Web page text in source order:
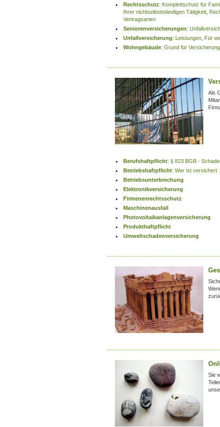
Rechtsschutz: Komplettschutz für
Ihrer nichtselbstständigen Tätigkeit
Vertragsarten
Seniorenversicherungen:
Unfallversicherung: Leistungen
Für
Wohngebäude: Grund für
Als
Berufshaftpflicht: § 823 BGB -
Betriebshaftpflicht: Wer ist versichert
Betriebsunterbrechung
Elektronikversicherung
Firmenenrechtsschutz
Maschinenausfall
Photovoltaikanlagenversicherung
Produkthaftpflicht
Umweltschadenversicherung
Sie